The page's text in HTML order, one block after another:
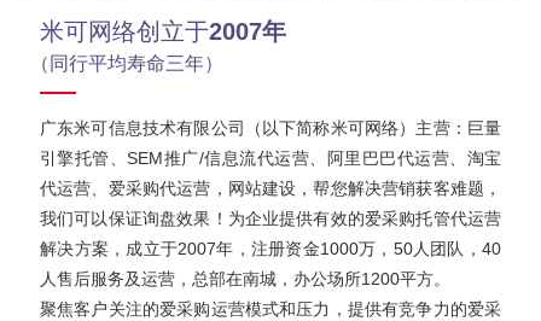
米可网络创立于2007年
（同行平均寿命三年）
广东米可信息技术有限公司（以下简称米可网络）主营：巨量
引擎托管、SEM推广/信息流代运营、阿里巴巴代运营、淘宝
代运营、爱采购代运营，网站建设，帮您解决营销获客难题，
我们可以保证询盘效果！为企业提供有效的爱采购托管代运营
解决方案，成立于2007年，注册资金1000万，50人团队，40
人售后服务及运营，总部在南城，办公场所1200平方。
聚焦客户关注的爱采购运营模式和压力，提供有竞争力的爱采